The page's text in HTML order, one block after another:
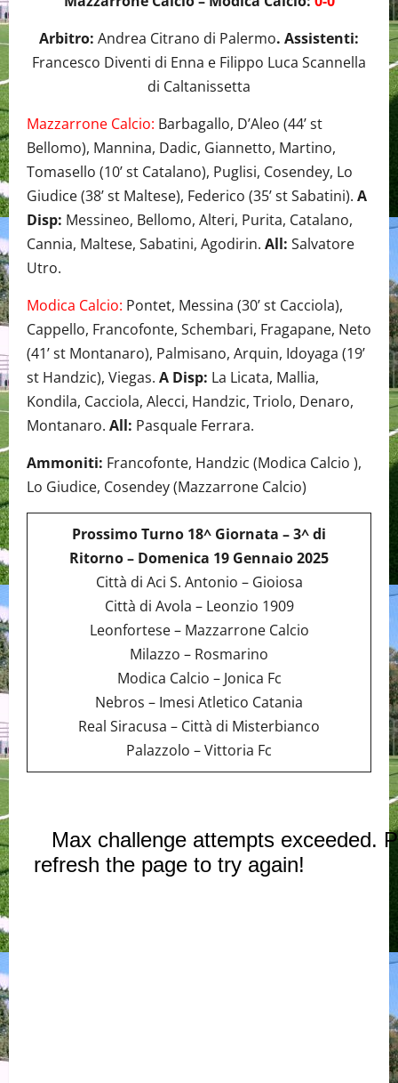
Arbitro: Andrea Citrano di Palermo. Assistenti:
Francesco Diventi di Enna e Filippo Luca Scannella
di Caltanissetta
Mazzarrone Calcio: Barbagallo, D’Aleo (44’ st
Bellomo), Mannina, Dadic, Giannetto, Martino,
Tomasello (10’ st Catalano), Puglisi, Cosendey, Lo
Giudice (38’ st Maltese), Federico (35’ st Sabatini). A
Disp: Messineo, Bellomo, Alteri, Purita, Catalano,
Cannia, Maltese, Sabatini, Agodirin. All: Salvatore
Utro.
Modica Calcio: Pontet, Messina (30’ st Cacciola),
Cappello, Francofonte, Schembari, Fragapane, Neto
(41’ st Montanaro), Palmisano, Arquin, Idoyaga (19’
st Handzic), Viegas. A Disp: La Licata, Mallia,
Kondila, Cacciola, Alecci, Handzic, Triolo, Denaro,
Montanaro. All: Pasquale Ferrara.
Ammoniti: Francofonte, Handzic (Modica Calcio ),
Lo Giudice, Cosendey (Mazzarrone Calcio)
Prossimo Turno 18^ Giornata – 3^ di
Ritorno – Domenica 19 Gennaio 2025
Città di Aci S. Antonio – Gioiosa
Città di Avola – Leonzio 1909
Leonfortese – Mazzarrone Calcio
Milazzo – Rosmarino
Modica Calcio – Jonica Fc
Nebros – Imesi Atletico Catania
Real Siracusa – Città di Misterbianco
Palazzolo – Vittoria Fc